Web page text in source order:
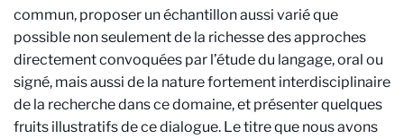
commun, proposer un échantillon aussi varié que
possible non seulement de la richesse des approches
directement convoquées par l’étude du langage, oral ou
signé, mais aussi de la nature fortement interdisciplinaire
de la recherche dans ce domaine, et présenter quelques
fruits illustratifs de ce dialogue. Le titre que nous avons